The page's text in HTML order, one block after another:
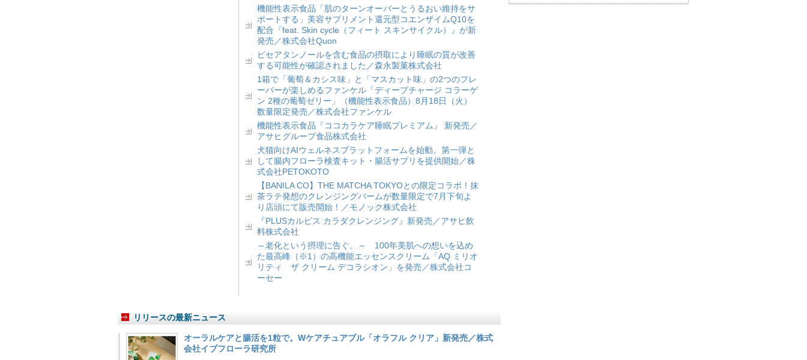
機能性表示食品「肌のターンオーバーとうるおい維持をサ
ポートする」美容サプリメント還元型コエンザイムQ10を
配合『feat. Skin cycle（フィート スキンサイクル）』が新
発売／株式会社Quon
ピセアタンノールを含む食品の摂取により睡眠の質が改善
する可能性が確認されました／森永製菓株式会社
1箱で「葡萄＆カシス味」と「マスカット味」の2つのフレ
ーバーが楽しめるファンケル「ディープチャージ コラーゲ
ン 2種の葡萄ゼリー」（機能性表示食品）8月18日（火）
数量限定発売／株式会社ファンケル
機能性表示食品『ココカラケア睡眠プレミアム』 新発売／
アサヒグループ食品株式会社
犬猫向けAIウェルネスプラットフォームを始動。第一弾と
して腸内フローラ検査キット・腸活サプリを提供開始／株
式会社PETOKOTO
【BANILA CO】THE MATCHA TOKYOとの限定コラボ！抹
茶ラテ発想のクレンジングバームが数量限定で7月下旬よ
り店頭にて販売開始！／モノック株式会社
『PLUSカルピス カラダクレンジング』新発売／アサヒ飲
料株式会社
～老化という摂理に告ぐ。～ 100年美肌への想いを込め
た最高峰（※1）の高機能エッセンスクリーム「AQ ミリオ
リティ ザ クリーム デコラシオン」を発売／株式会社コ
ーセー
リリースの最新ニュース
オーラルケアと腸活を1粒で。Wケアチュアブル「オラフル クリア」新発売／株式
会社イブフローラ研究所